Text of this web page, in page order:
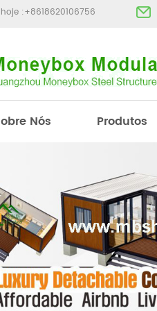
:+8618620106756
Nós Produtos